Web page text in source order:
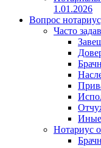
1.01.2026
Вопрос
Часто
Нотариус